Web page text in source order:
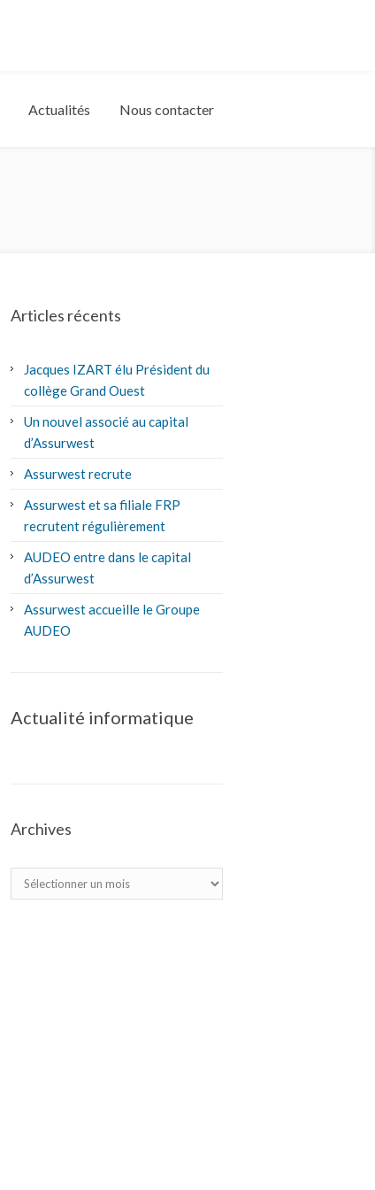
Actualités Nous contacter
Articles récents
Jacques IZART élu Président du
collège Grand Ouest
Un nouvel associé au capital
d’Assurwest
Assurwest recrute
Assurwest et sa filiale FRP
recrutent régulièrement
AUDEO entre dans le capital
d’Assurwest
Assurwest accueille le Groupe
AUDEO
Actualité informatique
Archives